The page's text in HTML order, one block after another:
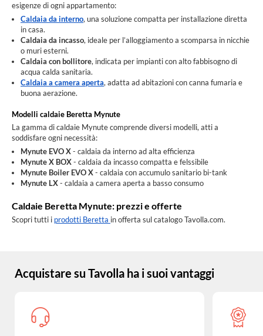
esigenze di ogni appartamento:
Caldaia da interno, una soluzione compatta per installazione diretta
in casa.
Caldaia da incasso, ideale per l’alloggiamento a scomparsa in nicchie
o muri esterni.
Caldaia con bollitore, indicata per impianti con alto fabbisogno di
acqua calda sanitaria.
Caldaia a camera aperta, adatta ad abitazioni con canna fumaria e
buona aerazione.
Modelli caldaie Beretta Mynute
La gamma di caldaie Mynute comprende diversi modelli, atti a
soddisfare ogni necessità:
Mynute EVO X- caldaia da interno ad alta efficienza
Mynute X BOX- caldaia da incasso compatta e felssibile
Mynute Boiler EVO X- caldaia con accumulo sanitario bi-tank
Mynute LX- caldaia a camera aperta a basso consumo
Caldaie Beretta Mynute: prezzi e offerte
Scopri tutti i prodotti Beretta in offerta sul catalogo Tavolla.com.
Acquistare su Tavolla ha i suoi vantaggi